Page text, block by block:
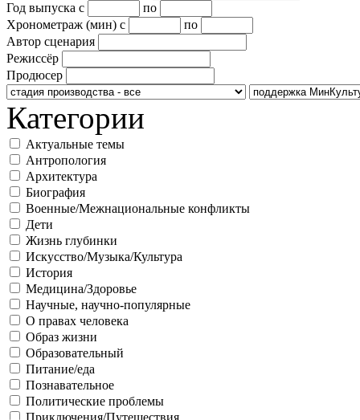
Год выпуска с
по
Хронометраж (мин) с
по
Автор сценария
Режиссёр
Продюсер
Категории
Актуальные темы
Антропология
Архитектура
Биография
Военные/Межнациональные конфликты
Дети
Жизнь глубинки
Искусство/Музыка/Культура
История
Медицина/Здоровье
Научные, научно-популярные
О правах человека
Образ жизни
Образовательный
Питание/еда
Познавательное
Политические проблемы